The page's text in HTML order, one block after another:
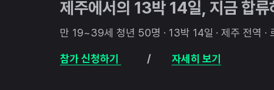
제주에서의 13박 14일, 지금 합류
만 19~39세 청년 50명 · 13박 14일 · 제주 전역 ·
참가 신청하기 /자세히 보기